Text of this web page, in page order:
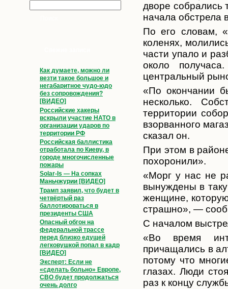
Как думаете, можно ли
везти такое большое и
негабаритное чудо-юдо
без сопровождения?
[ВИДЕО]
Российские хакеры
вскрыли участие НАТО в
организации ударов по
территории РФ
Российская баллистика
отработала по Киеву, в
городе многочисленные
пожары
Solar-Is — На сопках
Маньчжурии [ВИДЕО]
Трамп заявил, что будет в
четвёртый раз
баллотироваться в
президенты США
Опасный обгон на
федеральной трассе
перед близко едущей
легковушкой попал в кадр
[ВИДЕО]
Эксперт: Если не
«сделать больно» Европе,
СВО будет продолжаться
очень долго
дворе собрались
начала обстрела
По его словам,
коленях,
части упало и
около
центральный
«По окончании
несколько.
территории
взорванного
сказал он.
При этом в
похоронили».
«Морг у нас не
вынуждены в
женщине,
страшно», —
С началом
«Во время
причащались в
потому что
глазах. Люди
раз к концу